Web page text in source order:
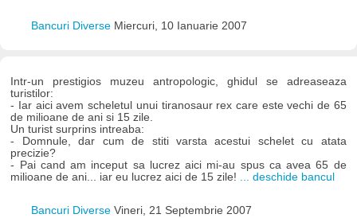
Bancuri Diverse Miercuri, 10 Ianuarie 2007
Intr-un prestigios muzeu antropologic, ghidul se adreaseaza
turistilor:
- Iar aici avem scheletul unui tiranosaur rex care este vechi de 65
de milioane de ani si 15 zile.
Un turist surprins intreaba:
- Domnule, dar cum de stiti varsta acestui schelet cu atata
precizie?
- Pai cand am inceput sa lucrez aici mi-au spus ca avea 65 de
milioane de ani... iar eu lucrez aici de 15 zile!
... deschide bancul
Bancuri Diverse Vineri, 21 Septembrie 2007